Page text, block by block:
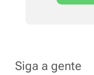
Siga a gente